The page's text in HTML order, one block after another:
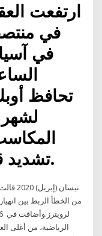
ارتفعت
في
في
تحافظ
لشهر
تشديد قيود الإغلاق في أوروبا.
من الخطأ الربط بين
الرياضية، من أغلى